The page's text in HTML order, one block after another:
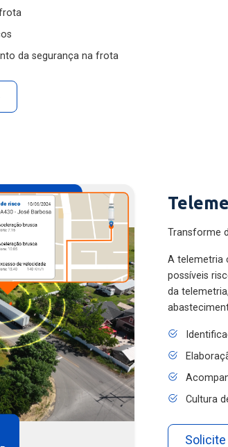
da segurança na frota
Transforme
A telemetria
possíveis
da
Cultura